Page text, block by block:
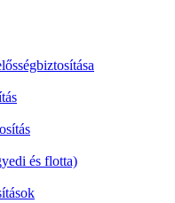
és flotta)